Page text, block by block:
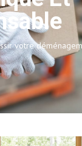
votre